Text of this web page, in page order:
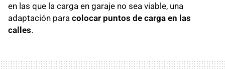
en las que la carga en garaje no sea viable, una
adaptación para colocar puntos de carga en las
calles.